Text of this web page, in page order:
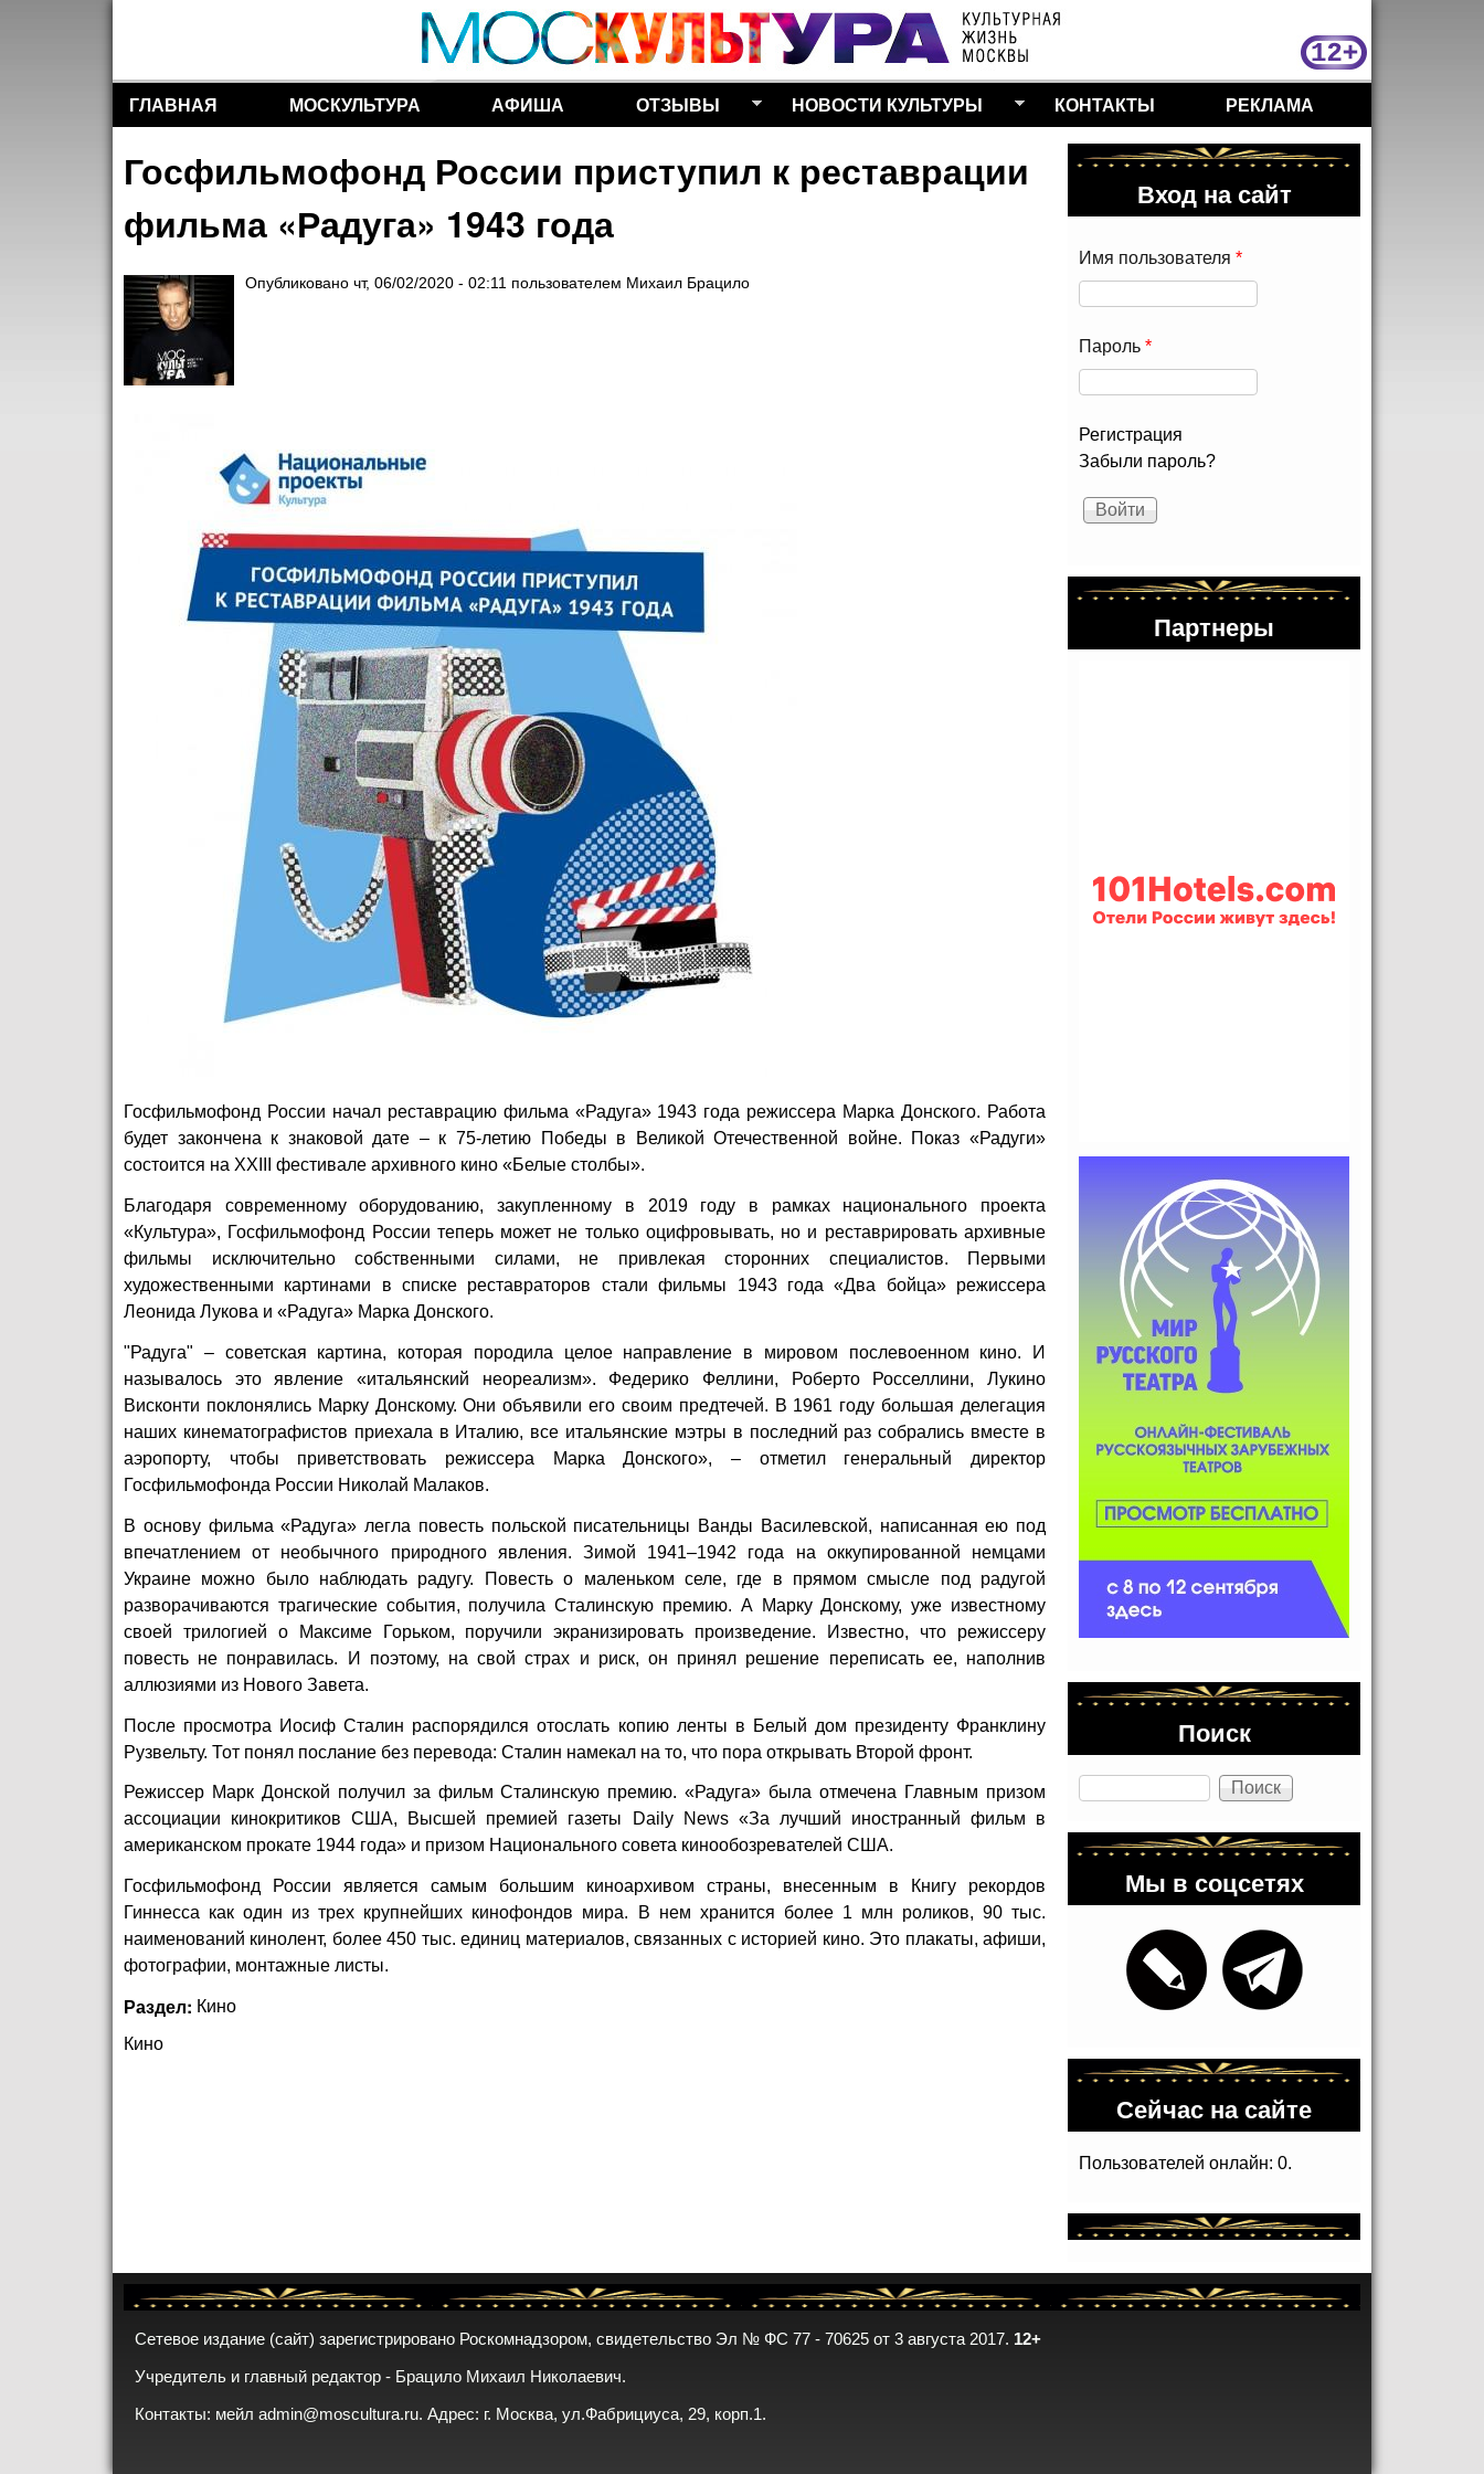
Перейти к основному
содержанию
Разделы сайта
ГЛАВНАЯ МОСКУЛЬТУРА АФИША ОТЗЫВЫ НОВОСТИ КУЛЬТУРЫ КОНТАКТЫ РЕКЛАМА
Госфильмофонд России приступил к реставрации
фильма «Радуга» 1943 года
Опубликовано чт, 06/02/2020 - 02:11 пользователем Михаил Брацило
Госфильмофонд России начал реставрацию фильма «Радуга» 1943 года режиссера Марка Донского. Работа
будет закончена к знаковой дате – к 75-летию Победы в Великой Отечественной войне. Показ «Радуги»
состоится на XXIII фестивале архивного кино «Белые столбы».
Благодаря современному оборудованию, закупленному в 2019 году в рамках национального проекта
«Культура», Госфильмофонд России теперь может не только оцифровывать, но и реставрировать архивные
фильмы исключительно собственными силами, не привлекая сторонних специалистов. Первыми
художественными картинами в списке реставраторов стали фильмы 1943 года «Два бойца» режиссера
Леонида Лукова и «Радуга» Марка Донского.
"Радуга" – советская картина, которая породила целое направление в мировом послевоенном кино. И
называлось это явление «итальянский неореализм». Федерико Феллини, Роберто Росселлини, Лукино
Висконти поклонялись Марку Донскому. Они объявили его своим предтечей. В 1961 году большая делегация
наших кинематографистов приехала в Италию, все итальянские мэтры в последний раз собрались вместе в
аэропорту, чтобы приветствовать режиссера Марка Донского», – отметил генеральный директор
Госфильмофонда России Николай Малаков.
В основу фильма «Радуга» легла повесть польской писательницы Ванды Василевской, написанная ею под
впечатлением от необычного природного явления. Зимой 1941–1942 года на оккупированной немцами
Украине можно было наблюдать радугу. Повесть о маленьком селе, где в прямом смысле под радугой
разворачиваются трагические события, получила Сталинскую премию. А Марку Донскому, уже известному
своей трилогией о Максиме Горьком, поручили экранизировать произведение. Известно, что режиссеру
повесть не понравилась. И поэтому, на свой страх и риск, он принял решение переписать ее, наполнив
аллюзиями из Нового Завета.
После просмотра Иосиф Сталин распорядился отослать копию ленты в Белый дом президенту Франклину
Рузвельту. Тот понял послание без перевода: Сталин намекал на то, что пора открывать Второй фронт.
Режиссер Марк Донской получил за фильм Сталинскую премию. «Радуга» была отмечена Главным призом
ассоциации кинокритиков США, Высшей премией газеты Daily News «За лучший иностранный фильм в
американском прокате 1944 года» и призом Национального совета кинообозревателей США.
Госфильмофонд России является самым большим киноархивом страны, внесенным в Книгу рекордов
Гиннесса как один из трех крупнейших кинофондов мира. В нем хранится более 1 млн роликов, 90 тыс.
наименований кинолент, более 450 тыс. единиц материалов, связанных с историей кино. Это плакаты, афиши,
фотографии, монтажные листы.
Раздел: Кино
Кино
Вход на сайт
Имя пользователя *
Пароль *
Регистрация
Забыли пароль?
Партнеры
Поиск
Поиск
Мы в соцсетях
Сейчас на сайте
Пользователей онлайн: 0.
Сетевое издание (сайт) зарегистрировано Роскомнадзором, свидетельство Эл № ФС 77 - 70625 от 3 августа 2017. 12+
Учредитель и главный редактор - Брацило Михаил Николаевич.
Контакты: мейл admin@moscultura.ru. Адрес: г. Москва, ул.Фабрициуса, 29, корп.1.